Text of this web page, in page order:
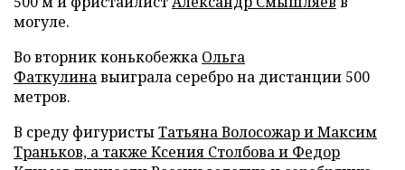
могуле.
Во вторник конькобежка Ольга
Фаткулинавыиграла серебро на дистанции 500
метров.
В среду фигуристыТатьяна Волосожар и Максим
Траньков, а также Ксения Столбова и Федор